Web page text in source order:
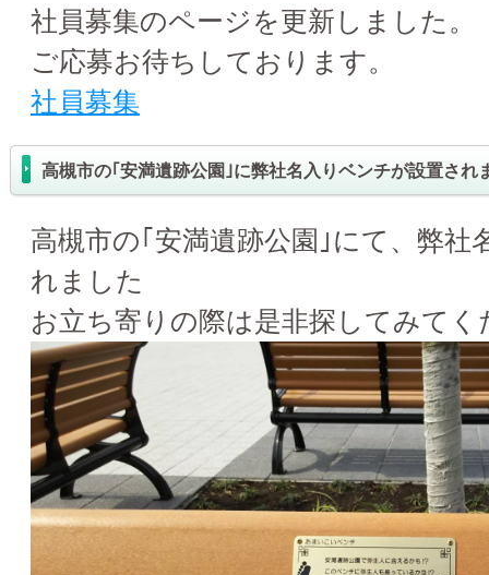
社員募集のページを更新しました。
ご応募お待ちしております。
社員募集
高槻市の｢安満遺跡公園｣に弊社名入りベンチが設置され
高槻市の｢安満遺跡公園｣にて、弊社
れました
お立ち寄りの際は是非探してみてく